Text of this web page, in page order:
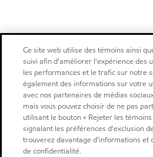
Ce site web utilise des témoins ainsi
suivi afin d'améliorer l'expérience des
les performances et le trafic sur notre
également des informations sur votre
avec nos partenaires de médias
mais vous pouvez choisir de ne pas
utilisant le bouton « Rejeter les
signalant les préférences d'exclusion
trouverez davantage d'informations et
de confidentialité.